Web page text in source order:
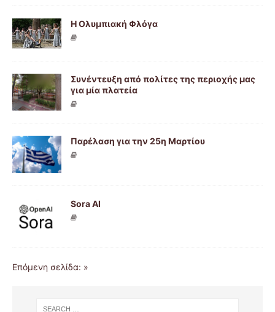
Η Ολυμπιακή Φλόγα
Συνέντευξη από πολίτες της περιοχής μας
για μία πλατεία
Παρέλαση για την 25η Μαρτίου
Sora AI
Επόμενη σελίδα: »